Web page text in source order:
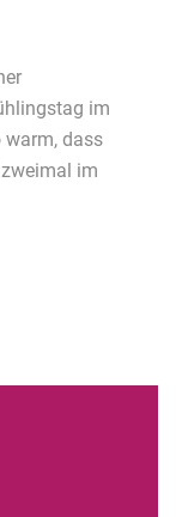
im
warm, dass
im